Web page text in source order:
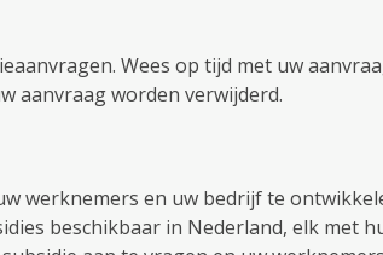
Wees op tijd met uw
aanvraag worden verwijderd.
werknemers en uw bedrijf te
beschikbaar in Nederland, elk met